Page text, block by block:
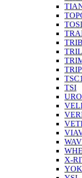
TSC1
TSI
X-